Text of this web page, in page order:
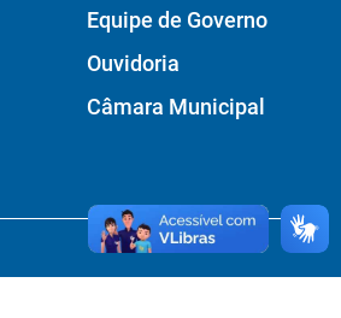
Equipe de Governo
Ouvidoria
Câmara Municipal